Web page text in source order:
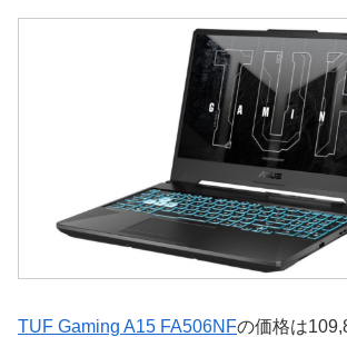
TUF Gaming A15 FA506NFの価格は